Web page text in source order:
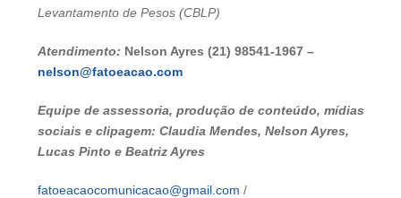
Levantamento de Pesos (CBLP)
Atendimento: Nelson Ayres (21) 98541-1967 –
nelson@fatoeacao.com
Equipe de assessoria, produção de conteúdo, mídias
sociais e clipagem: Claudia Mendes, Nelson Ayres,
Lucas Pinto e Beatriz Ayres
fatoeacaocomunicacao@gmail.com /